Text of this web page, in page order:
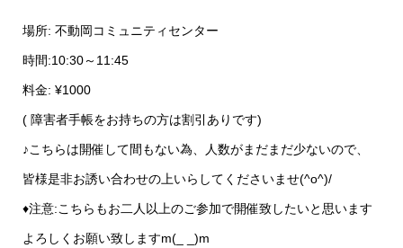
場所: 不動岡コミュニティセンター
時間:10:30～11:45
料金: ¥1000
( 障害者手帳をお持ちの方は割引ありです)
♪こちらは開催して間もない為、人数がまだまだ少ないので、
皆様是非お誘い合わせの上いらしてくださいませ(^o^)/
♦︎注意:こちらもお二人以上のご参加で開催致したいと思います
よろしくお願い致しますm(_ _)m